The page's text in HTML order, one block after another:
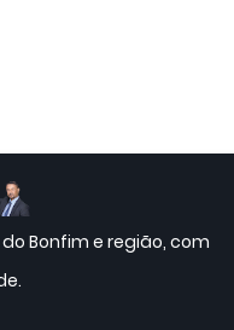
Bonfim e região, com